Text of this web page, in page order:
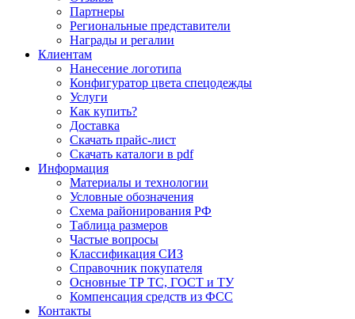
Партнеры
Региональные представители
Награды и регалии
Клиентам
Нанесение логотипа
Конфигуратор цвета спецодежды
Услуги
Как купить?
Доставка
Скачать прайс-лист
Скачать каталоги в pdf
Информация
Материалы и технологии
Условные обозначения
Схема районирования РФ
Таблица размеров
Частые вопросы
Классификация СИЗ
Справочник покупателя
Основные ТР ТС, ГОСТ и ТУ
Компенсация средств из ФСС
Контакты